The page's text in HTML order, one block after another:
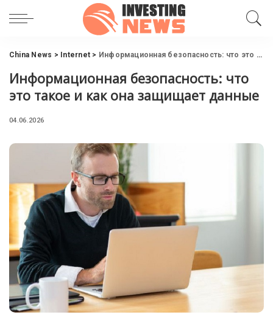
China News > Internet > Информационная безопасность: что это такое и как она защищает данные
Информационная безопасность: что
это такое и как она защищает данные
04.06.2026